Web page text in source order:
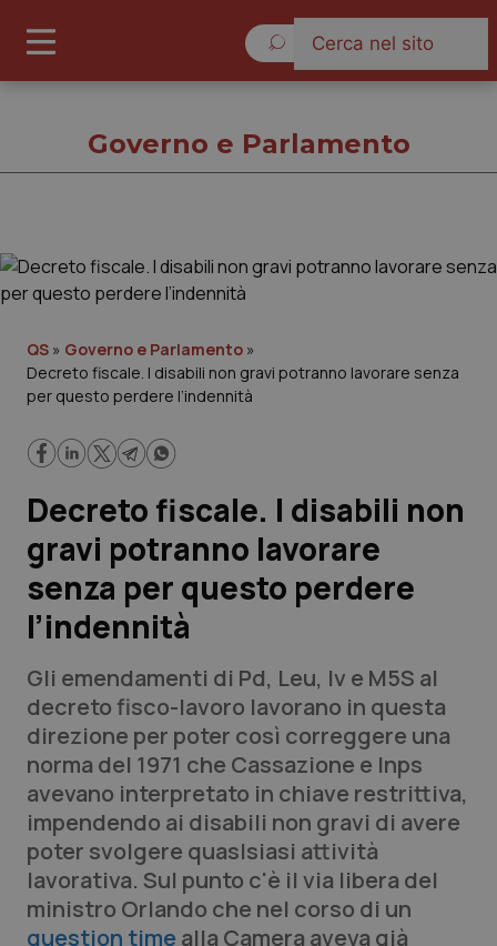
Governo e Parlamento
Regioni e Asl
Lavoro e Professioni
Scienza e Farmaci
Studi e Analisi
Lettere al direttore
Edizioni Regionali
QS Pro
Professionisti Sanitari.AI
Abruzzo
QS Pro Gold
Governo e Parlamento
QS » Governo e Parlamento »
Decreto fiscale. I disabili non gravi potranno lavorare senza
per questo perdere l’indennità
Decreto fiscale. I disabili non
gravi potranno lavorare
senza per questo perdere
l’indennità
Gli emendamenti di Pd, Leu, Iv e M5S al
decreto fisco-lavoro lavorano in questa
direzione per poter così correggere una
norma del 1971 che Cassazione e Inps
avevano interpretato in chiave restrittiva,
impendendo ai disabili non gravi di avere
poter svolgere quaslsiasi attività
lavorativa. Sul punto c'è il via libera del
ministro Orlando che nel corso di un
question time alla Camera aveva già